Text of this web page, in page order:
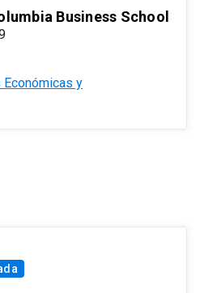
Business School
Económicas y